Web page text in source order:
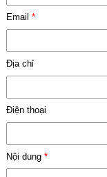
Email *
Địa chỉ
Điện thoại
Nội dung *